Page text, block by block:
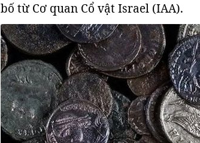
bố từ Cơ quan Cổ vật Israel (IAA).